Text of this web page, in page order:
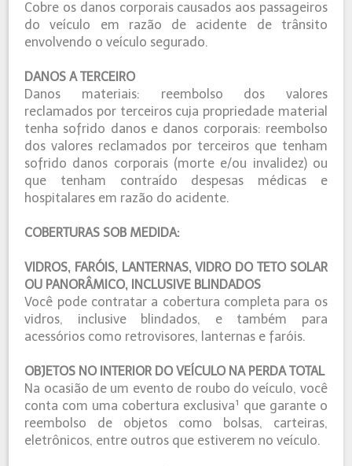
Cobre os danos corporais causados aos passageiros
do veículo em razão de acidente de trânsito
envolvendo o veículo segurado.
DANOS A TERCEIRO
Danos materiais: reembolso dos valores
reclamados por terceiros cuja propriedade material
tenha sofrido danos e danos corporais: reembolso
dos valores reclamados por terceiros que tenham
sofrido danos corporais (morte e/ou invalidez) ou
que tenham contraído despesas médicas e
hospitalares em razão do acidente.
COBERTURAS SOB MEDIDA:
VIDROS, FARÓIS, LANTERNAS, VIDRO DO TETO SOLAR
OU PANORÂMICO, INCLUSIVE BLINDADOS
Você pode contratar a cobertura completa para os
vidros, inclusive blindados, e também para
acessórios como retrovisores, lanternas e faróis.
OBJETOS NO INTERIOR DO VEÍCULO NA PERDA TOTAL
Na ocasião de um evento de roubo do veículo, você
conta com uma cobertura exclusiva¹ que garante o
reembolso de objetos como bolsas, carteiras,
eletrônicos, entre outros que estiverem no veículo.